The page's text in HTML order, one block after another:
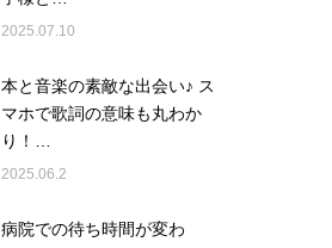
2025.07.10
本と音楽の素敵な出会い♪ ス
マホで歌詞の意味も丸わか
り！…
2025.06.2
病院での待ち時間が変わ